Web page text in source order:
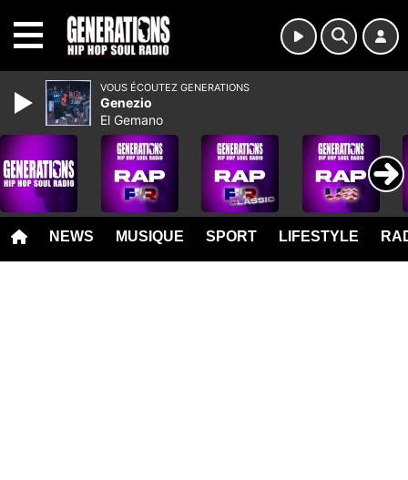
NEWS MUSIQUE SPORT LIFESTYLE
VOUS ÉCOUTEZ GENERATIONS
Genezio
El Gemano